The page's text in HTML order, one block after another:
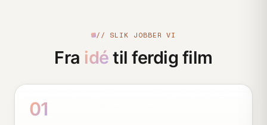
// SLIK JOBBER VI
Fra idé til ferdig film
01